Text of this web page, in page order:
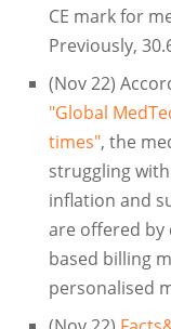
CE mark for
Previously,
(Nov 22)
"Global
times", the
struggling
inflation and
are offered by
based billing
personalised